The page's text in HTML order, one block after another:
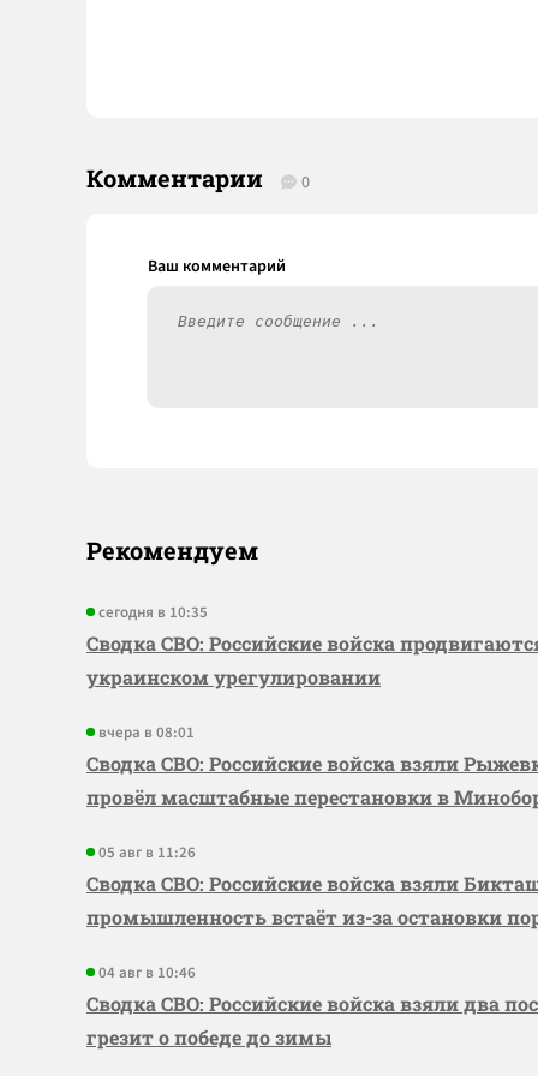
Комментарии 0
Рекомендуем
сегодня в 10:35
Сводка СВО: Российские войска
украинском урегулировании
вчера в 08:01
Сводка СВО: Российские войска взяли
провёл масштабные перестановки в
05 авг в 11:26
Сводка СВО: Российские войска взяли
промышленность встаёт из-за остановки
04 авг в 10:46
Сводка СВО: Российские войска взяли два
грезит о победе до зимы